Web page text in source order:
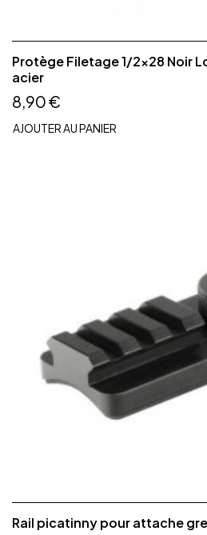
Protège Filetage 1/2x28 Noir
acier
8,90 €
AJOUTER AU PANIER
Rail picatinny pour attache